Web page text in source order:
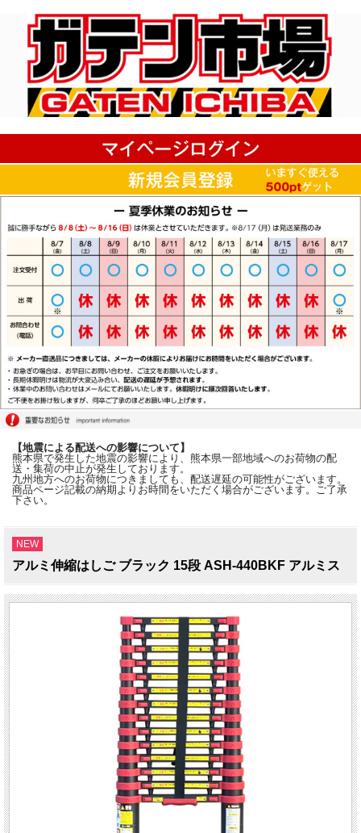
【地震による配送への影響について】
熊本県で発生した地震の影響により、熊本県一部地域へのお荷物の配
送・集荷の中止が発生しております。
九州地方へのお荷物につきましても、配送遅延の可能性がございます。
商品ページ記載の納期よりお時間をいただく場合がございます。ご了承
下さい。
NEW
アルミ伸縮はしご ブラック 15段 ASH-440BKF アルミス